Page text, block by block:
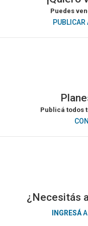
Puedes
PUBLICAR
Publicá todos
¿Necesitás
INGRESÁA